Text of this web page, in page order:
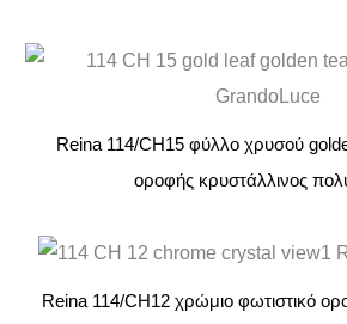
Reina 114/CH15 φύλλο χρυσού
οροφής κρυστάλλινος
Reina 114/CH12 χρώμιο φωτιστικό